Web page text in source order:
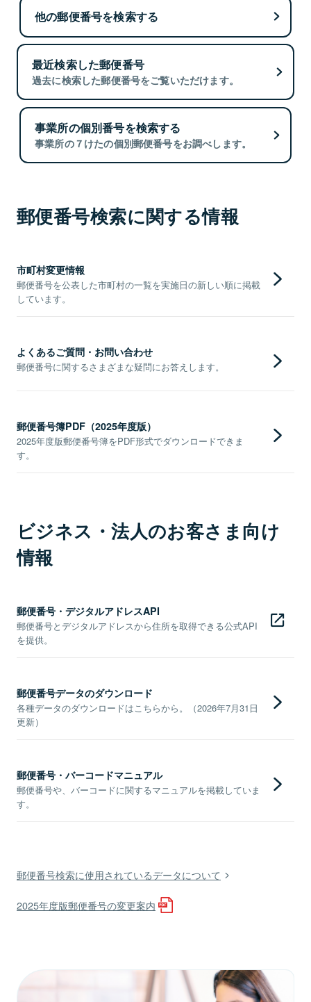
他の郵便番号を検索する
最近検索した郵便番号
過去に検索した郵便番号をご覧いただけます。
事業所の個別番号を検索する
事業所の７けたの個別郵便番号をお調べします。
郵便番号検索に関する情報
市町村変更情報
郵便番号を公表した市町村の一覧を実施日の新しい順に掲載
しています。
よくあるご質問・お問い合わせ
郵便番号に関するさまざまな疑問にお答えします。
郵便番号簿PDF（2025年度版）
2025年度版郵便番号簿をPDF形式でダウンロードできま
す。
ビジネス・法人のお客さま向け
情報
郵便番号・デジタルアドレスAPI
郵便番号とデジタルアドレスから住所を取得できる公式API
を提供。
郵便番号データのダウンロード
各種データのダウンロードはこちらから。（2026年7月31日
更新）
郵便番号・バーコードマニュアル
郵便番号や、バーコードに関するマニュアルを掲載していま
す。
郵便番号検索に使用されているデータについて
2025年度版郵便番号の変更案内